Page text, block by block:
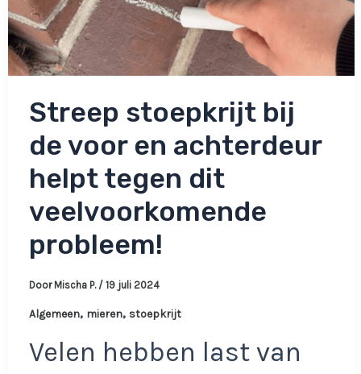
Streep stoepkrijt bij
de voor en achterdeur
helpt tegen dit
veelvoorkomende
probleem!
Door Mischa P. / 19 juli 2024
Algemeen, mieren, stoepkrijt
Velen hebben last van